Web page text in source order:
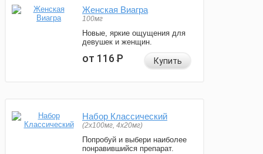
Женская Виагра
100мг
Новые, яркие ощущения для
девушек и женщин.
от 116Р Купить
Набор Классический
(2x100мг, 4x20мг)
Попробуй и выбери наиболее
понравившийся препарат.